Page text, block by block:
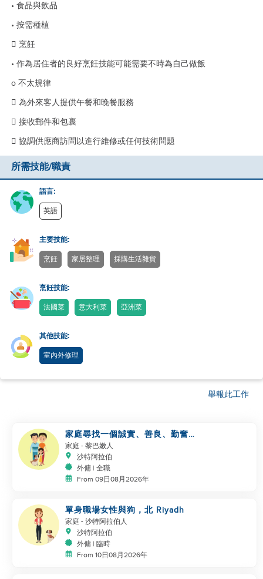
• 食品與飲品
• 按需種植
 烹飪
• 作為居住者的良好烹飪技能可能需要不時為自己做飯
o 不太規律
 為外來客人提供午餐和晚餐服務
 接收郵件和包裹
 協調供應商訪問以進行維修或任何技術問題
所需技能/職責
語言:
英語
主要技能:
烹飪 家居整理 採購生活雜貨
烹飪技能:
法國菜 意大利菜 亞洲菜
其他技能:
室內外修理
舉報此工作
家庭尋找一個誠實、善良、勤奮的
工作者
家庭 - 黎巴嫩人
沙特阿拉伯
外傭 | 全職
From 09日08月2026年
單身職場女性與狗，北 Riyadh
家庭 - 沙特阿拉伯人
沙特阿拉伯
外傭 | 臨時
From 10日08月2026年